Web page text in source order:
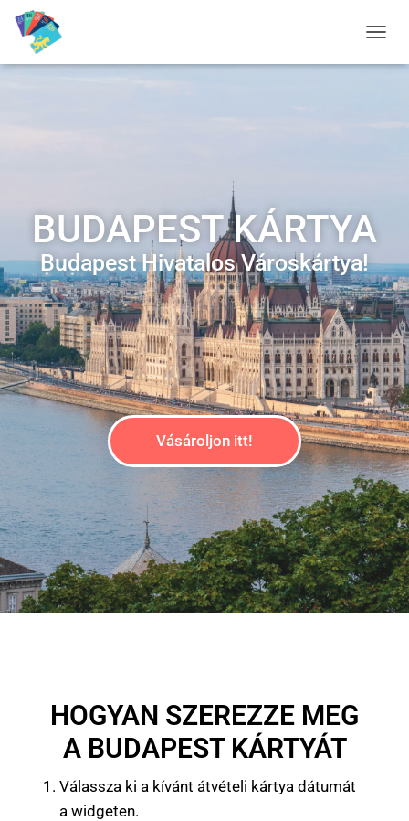
A
A
A
V
I
G
Á
C
I
Ó
T
BUDAPEST KÁRTYA
Budapest Hivatalos Városkártya!
Vásároljon itt!
HOGYAN SZEREZZE MEG
A BUDAPEST KÁRTYÁT
Válassza ki a kívánt átvételi kártya dátumát
a widgeten.